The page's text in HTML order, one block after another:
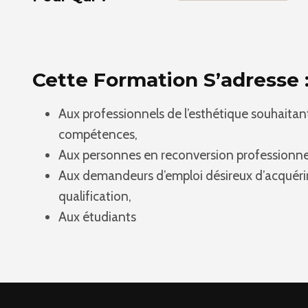
Cette Formation S’adresse :
Aux professionnels de l’esthétique
compétences,
Aux personnes en reconversion
Aux demandeurs d’emploi désireux
qualification,
Aux étudiants